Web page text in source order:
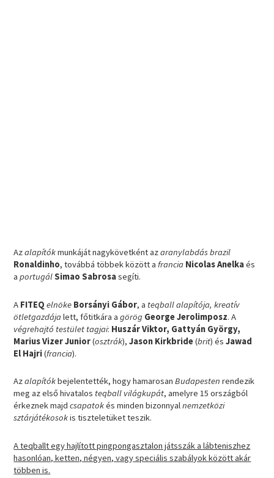
Azalapítókmunkáját nagykövetként azaranylabdásbrazil
Ronaldinho, továbbá többek között afrancia Nicolas Anelkaés
aportugálSimao Sabrosasegíti.
A FITEQ elnöke Borsányi Gábor, a teqball alapítója, kreatív
ötletgazdájalett, főtitkára agörög George Jerolimposz. A
végrehajtó testület tagjai: Huszár Viktor, Gattyán György,
Marius Vizer Junior(osztrák),Jason Kirkbride(brit) ésJawad
El Hajri(francia).
Azalapítókbejelentették, hogy hamarosanBudapesten rendezik
meg az első hivatalos teqball világkupát, amelyre 15 országból
érkeznek majdcsapatokés minden bizonnyalnemzetközi
sztárjátékosokis tiszteletüket teszik.
A teqballt egy hajlított pingpongasztalon játsszák a lábteniszhez
hasonlóan, ketten, négyen, vagy speciális szabályok között akár
többen is.